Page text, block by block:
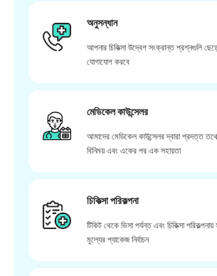
অনুসন্ধান
আপনার চিকিত্সা উদ্বেগ সংক্রান্ত প্রশ্নগুলি
যোগাযোগ করবে
মেডিকেল কাউন্সেলর
আমাদের মেডিকেল কাউন্সেলর দ্বারা প্রদত্ত
বিনিময় এবং একের পর এক সহায়তা
চিকিত্সা পরিকল্পনা
টিকিট থেকে ভিসা পর্যন্ত এবং চিকিত্সা
মূল্যের প্যাকেজ নির্বাচন